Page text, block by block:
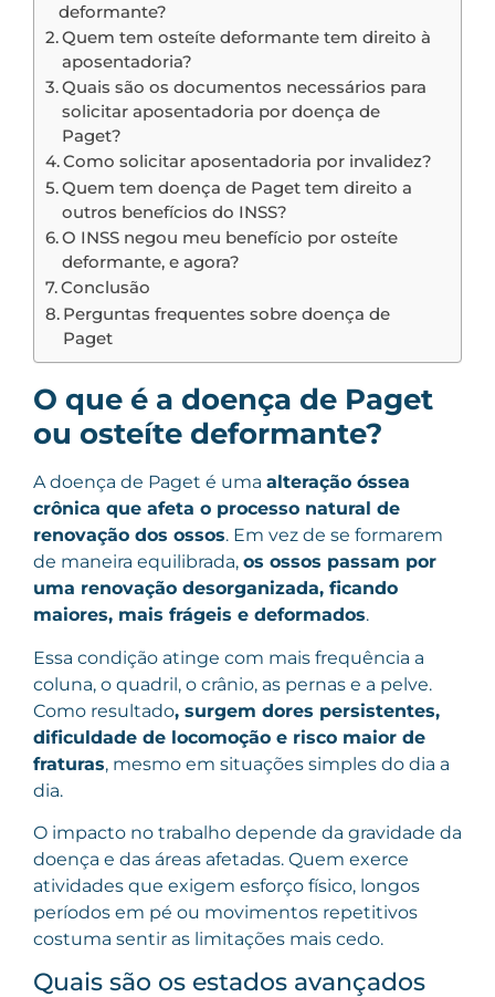
deformante?
Quem tem osteíte deformante tem direito à
aposentadoria?
Quais são os documentos necessários para
solicitar aposentadoria por doença de
Paget?
Como solicitar aposentadoria por invalidez?
Quem tem doença de Paget tem direito a
outros benefícios do INSS?
O INSS negou meu benefício por osteíte
deformante, e agora?
Conclusão
Perguntas frequentes sobre doença de
Paget
O que é a doença de Paget
ou osteíte deformante?
A doença de Paget é uma alteração óssea
crônica que afeta o processo natural de
renovação dos ossos. Em vez de se formarem
de maneira equilibrada, os ossos passam por
uma renovação desorganizada, ficando
maiores, mais frágeis e deformados.
Essa condição atinge com mais frequência a
coluna, o quadril, o crânio, as pernas e a pelve.
Como resultado, surgem dores persistentes,
dificuldade de locomoção e risco maior de
fraturas, mesmo em situações simples do dia a
dia.
O impacto no trabalho depende da gravidade da
doença e das áreas afetadas. Quem exerce
atividades que exigem esforço físico, longos
períodos em pé ou movimentos repetitivos
costuma sentir as limitações mais cedo.
Quais são os estados avançados